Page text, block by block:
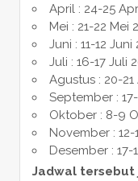
April : 24-25
Mei : 21-22 Mei
Juni : 11-12 Juni
Juli : 16-17 Juli
Agustus : 20-
September :
Oktober : 8-9
November :
Desember :
Jadwal tersebut